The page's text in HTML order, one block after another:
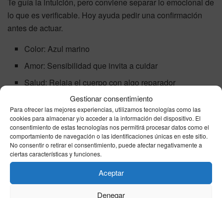
Gestionar consentimiento
Para ofrecer las mejores experiencias, utilizamos tecnologías como las
cookies para almacenar y/o acceder a la información del dispositivo. El
consentimiento de estas tecnologías nos permitirá procesar datos como el
comportamiento de navegación o las identificaciones únicas en este sitio.
No consentir o retirar el consentimiento, puede afectar negativamente a
ciertas características y funciones.
Aceptar
Denegar
lo que es verificable. Hoy ayuda pedir una confirmación
antes de actuar.
Color: Azul marino
Amor: Sensibilidad que invita a cuidar
Salud: Relaja el cuerpo con algo reparador
Dinero: Evita gastos impulsivos
Número de la suerte: 12
Lee tu horóscopo semanal completo de Piscis
Consejo astral para hoy